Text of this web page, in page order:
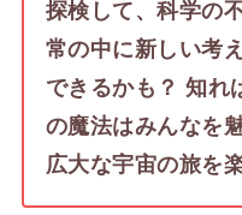
探検して、科学の
常の中に新しい考
できるかも？ 知れ
の魔法はみんなを
広大な宇宙の旅を